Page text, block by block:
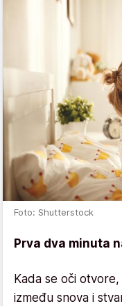
Foto: Shutterstock
Prva dva minuta
Kada se oči
između snova i